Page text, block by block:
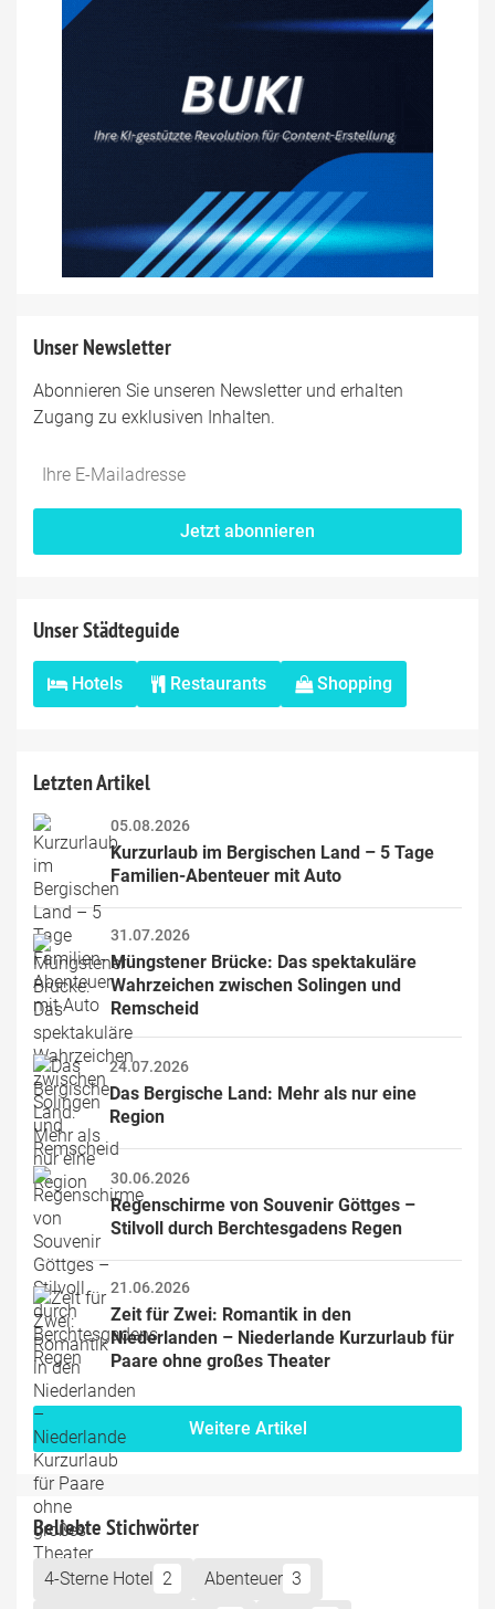
Unser Newsletter
Abonnieren Sie unseren Newsletter und erhalten
Zugang zu exklusiven Inhalten.
Do
fill
*Ihre
Mailadresse:
Jetzt abonnieren
Unser Städteguide
Hotels Restaurants Shopping
Letzten Artikel
05.08.2026
Kurzurlaub im Bergischen Land – 5 Tage
Familien-Abenteuer mit Auto
31.07.2026
Müngstener Brücke: Das spektakuläre
Wahrzeichen zwischen Solingen und
Remscheid
24.07.2026
Das Bergische Land: Mehr als nur eine
Region
30.06.2026
Regenschirme von Souvenir Göttges –
Stilvoll durch Berchtesgadens Regen
21.06.2026
Zeit für Zwei: Romantik in den
Niederlanden – Niederlande Kurzurlaub für
Paare ohne großes Theater
Weitere Artikel
Beliebte Stichwörter
4-Sterne Hotel 2 Abenteuer 3